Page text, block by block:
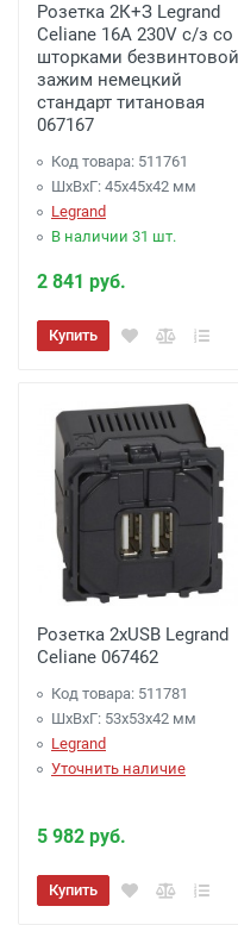
Розетка 2К+З Legrand
Celiane 16A 230V с/з со
шторками безвинтовой
зажим немецкий
стандарт титановая
067167
Код товара: 511761
ШхВхГ: 45x45x42 мм
Legrand
В наличии 31 шт.
2 841 руб.
Купить
Розетка 2хUSB Legrand
Celiane 067462
Код товара: 511781
ШхВхГ: 53x53x42 мм
Legrand
Уточнить наличие
5 982 руб.
Купить